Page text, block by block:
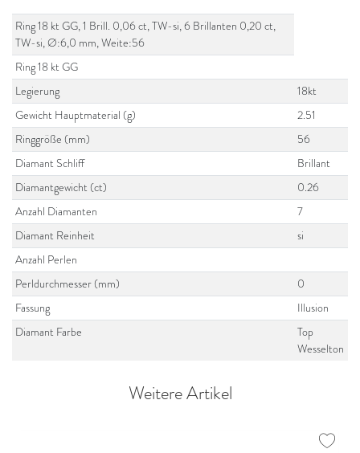
Ring 18 kt GG, 1 Brill. 0,06 ct, TW-si, 6 Brillanten 0,20 ct,
TW-si, Ø:6,0 mm, Weite:56
Ring 18 kt GG
Legierung
18kt
Gewicht Hauptmaterial (g)
2.51
Ringgröße (mm)
56
Diamant Schliff
Brillant
Diamantgewicht (ct)
0.26
Anzahl Diamanten
7
Diamant Reinheit
si
Anzahl Perlen
Perldurchmesser (mm)
0
Fassung
Illusion
Diamant Farbe
Top
Wesselton
Weitere Artikel